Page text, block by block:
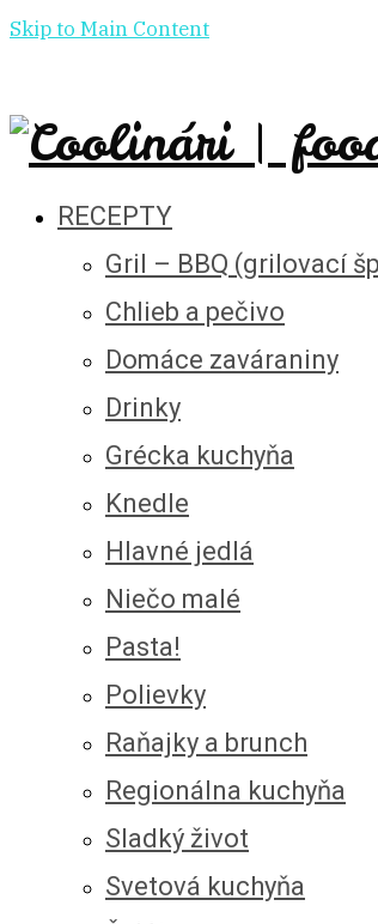
Skip to Main Content
RECEPTY
Gril – BBQ (grilovací
Chlieb a pečivo
Domáce zaváraniny
Drinky
Grécka kuchyňa
Knedle
Hlavné jedlá
Niečo malé
Pasta!
Polievky
Raňajky a brunch
Regionálna kuchyňa
Sladký život
Svetová kuchyňa